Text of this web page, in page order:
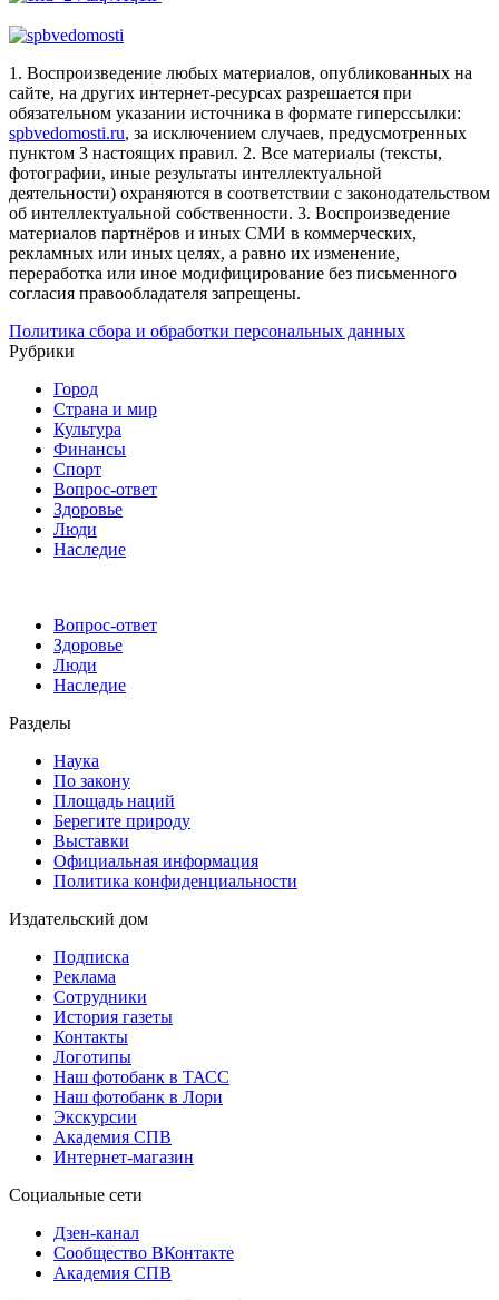
1. Воспроизведение любых материалов, опубликованных на
сайте, на других интернет-ресурсах разрешается при
обязательном указании источника в формате гиперссылки:
spbvedomosti.ru, за исключением случаев, предусмотренных
пунктом 3 настоящих правил. 2. Все материалы (тексты,
фотографии, иные результаты интеллектуальной
деятельности) охраняются в соответствии с законодательством
об интеллектуальной собственности. 3. Воспроизведение
материалов партнёров и иных СМИ в коммерческих,
рекламных или иных целях, а равно их изменение,
переработка или иное модифицирование без письменного
согласия правообладателя запрещены.
Политика сбора и обработки персональных данных
Рубрики
Город
Страна и мир
Культура
Финансы
Спорт
Вопрос-ответ
Здоровье
Люди
Наследие
Вопрос-ответ
Здоровье
Люди
Наследие
Разделы
Наука
По закону
Площадь наций
Берегите природу
Выставки
Официальная информация
Политика конфиденциальности
Издательский дом
Подписка
Реклама
Сотрудники
История газеты
Контакты
Логотипы
Наш фотобанк в ТАСС
Наш фотобанк в Лори
Экскурсии
Академия СПВ
Интернет-магазин
Социальные сети
Дзен-канал
Сообщество ВКонтакте
Академия СПВ